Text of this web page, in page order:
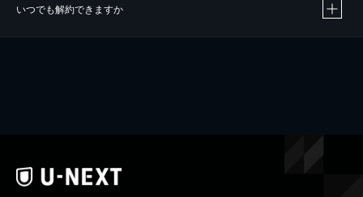
いつでも解約できますか